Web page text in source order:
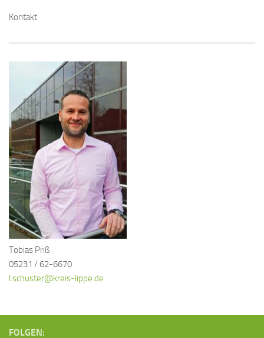
Kontakt
Tobias Priß
05231 / 62-6670
l.schuster@kreis-lippe.de
FOLGEN: